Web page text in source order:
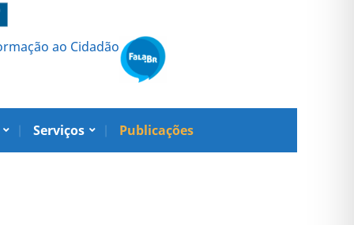
ao Cidadão
Serviços Publicações